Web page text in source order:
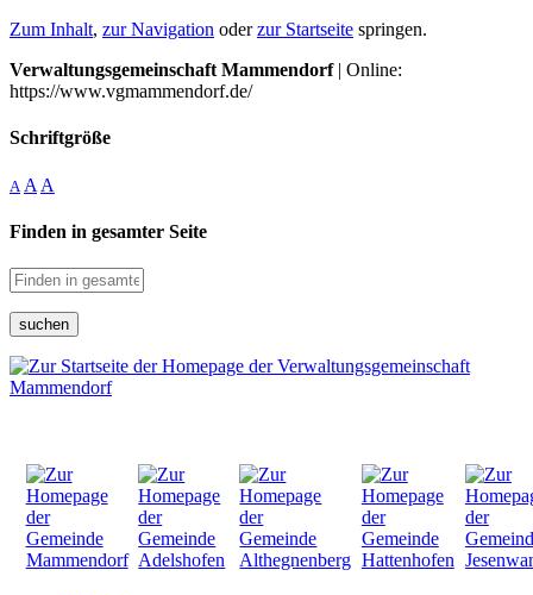
Zum Inhalt, zur Navigation oderzur Startseite springen.
Verwaltungsgemeinschaft Mammendorf| Online:
https://www.vgmammendorf.de/
Schriftgröße
A A A
Finden in gesamter Seite
suchen